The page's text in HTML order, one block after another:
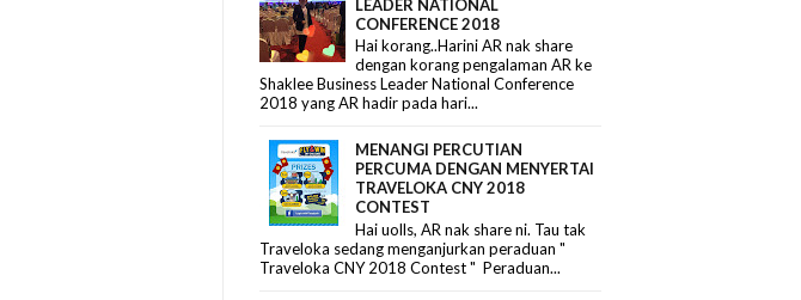
LEADER NATIONAL
CONFERENCE 2018
Hai korang..Harini AR nak share
dengan korang pengalaman AR ke
Shaklee Business Leader National Conference
2018 yang AR hadir pada hari...
MENANGI PERCUTIAN
PERCUMA DENGAN MENYERTAI
TRAVELOKA CNY 2018
CONTEST
Hai uolls, AR nak share ni. Tau tak
Traveloka sedang menganjurkan peraduan "
Traveloka CNY 2018 Contest " Peraduan...